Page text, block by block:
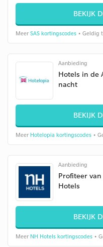
BEKIJK
Meer SAS kortingscodes • Geldig
Aanbieding
Hotels in de
nacht
BEKIJK
Meer Hotelopia kortingscodes •
Aanbieding
Profiteer
Hotels
BEKIJK
Meer NH Hotels kortingscodes •